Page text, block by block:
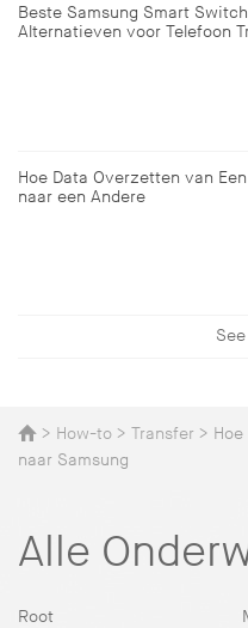
Beste Samsung Smart Switch
Alternatieven voor Telefoon
Hoe Data Overzetten van
naar een Andere
> How-to > Transfer >
naar Samsung
Alle
Root